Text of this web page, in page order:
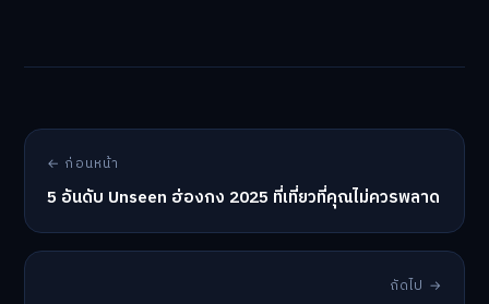
← ก่อนหน้า
5 อันดับ Unseen ฮ่องกง 2025 ที่เที่ยวที่คุณไม่ควรพลาด
ถัดไป →